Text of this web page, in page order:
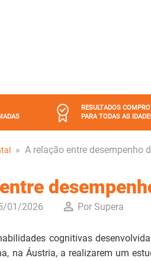
RESULTADOS
PARA TODAS AS
» A relação entre desempenho
01/2026 Por Supera
cognitivas
na Áustria, a realizarem um